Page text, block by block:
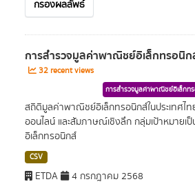
กรองผลลัพธ์
การสำรวจมูลค่าพาณิชย์อิเล็กทรอนิ
32 recent views
การสำรวจมูลค่าพาณิชย์อิเล็กท
สถิติมูลค่าพาณิชย์อิเล็กทรอนิกส์ในประเทศไท
ออนไลน์ และสัมภาษณ์เชิงลึก กลุ่มเป้าหมาย
อิเล็กทรอนิกส์
CSV
ETDA 4 กรกฎาคม 2568